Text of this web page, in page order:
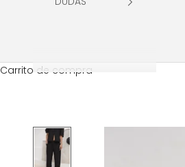
Carrito de compra